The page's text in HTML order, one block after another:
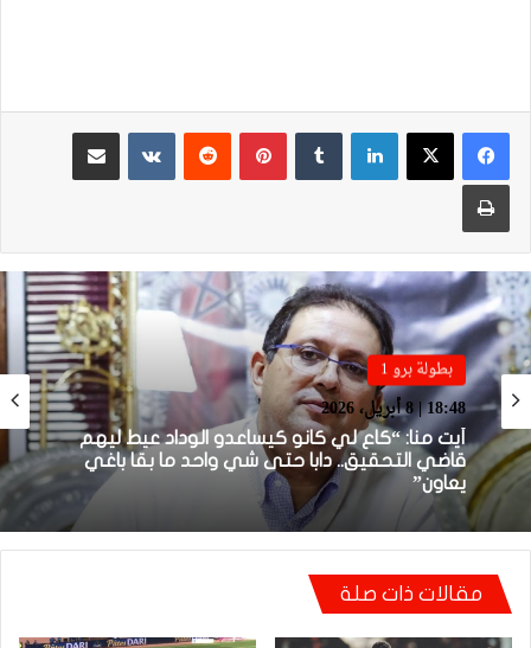
لينكدإن بينتيريست
مشاركة عبر البريد
طباعة
بطولة برو 1
18:48 | 8 أبريل، 2026
أيت منا: “كاع لي كانو كيساعدو الوداد عيط ليهم
قاضي التحقيق.. دابا حتى شي واحد ما بقا باغي
بطولة برو 1
22:23 | 6 أبريل، 2026
توالي النتائج السلبية يلاحق الوداد الرياضي بعد
تعادل جديد أمام الدفاع الحسني الجديدي
مقالات ذات صلة